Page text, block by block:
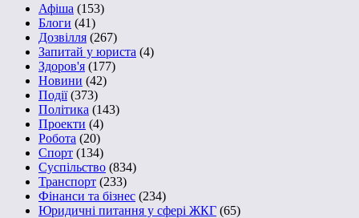
Афіша (153)
Блоги (41)
Дозвілля (267)
Запитай у юриста (4)
Здоров'я (177)
Новини (42)
Події(373)
Політика (143)
Проекти (4)
Робота (20)
Спорт (134)
Суспільство (834)
Транспорт (233)
Фінанси та бізнес (234)
Юридичні питання у сфері ЖКГ (65)